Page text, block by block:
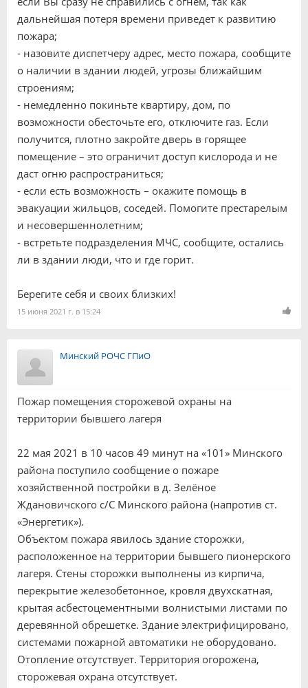
дальнейшая потеря времени приведет к развитию
пожара;
- назовите диспетчеру адрес, место пожара, сообщите
о наличии в здании людей, угрозы ближайшим
строениям;
- немедленно покиньте квартиру, дом, по
возможности обесточьте его, отключите газ. Если
получится, плотно закройте дверь в горящее
помещение – это ограничит доступ кислорода и не
даст огню распространиться;
- если есть возможность – окажите помощь в
эвакуации жильцов, соседей. Помогите престарелым
и несовершеннолетним;
- встретьте подразделения МЧС, сообщите, остались
ли в здании люди, что и где горит.
Берегите себя и своих близких!
15 июня 2021 г. в 15:24
Минский РОЧС ГПиО
Пожар помещения сторожевой охраны на
территории бывшего лагеря
22 мая 2021 в 10 часов 49 минут на «101» Минского
района поступило сообщение о пожаре
хозяйственной постройки в д. Зелёное
Ждановичского с/С Минского района (напротив ст.
«Энергетик»).
Объектом пожара явилось здание сторожки,
расположенное на территории бывшего пионерского
лагеря. Стены сторожки выполнены из кирпича,
перекрытие железобетонное, кровля двухскатная,
крытая асбестоцементными волнистыми листами по
деревянной обрешетке. Здание электрифицировано,
системами пожарной автоматики не оборудовано.
Отопление отсутствует. Территория огорожена,
сторожевая охрана отсутствует.